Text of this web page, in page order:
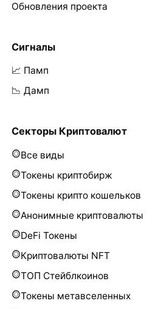
Обновления проекта
Сигналы
📈 Памп
📉 Дамп
Секторы Криптовалют
Все виды
Токены криптобирж
Токены крипто кошельков
Анонимные криптовалюты
DeFi Токены
Криптовалюты NFT
ТОП Стейблкоинов
Токены метавселенных